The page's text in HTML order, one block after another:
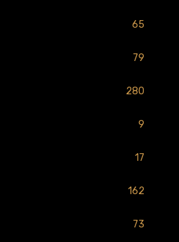
65
79
280
9
17
162
73